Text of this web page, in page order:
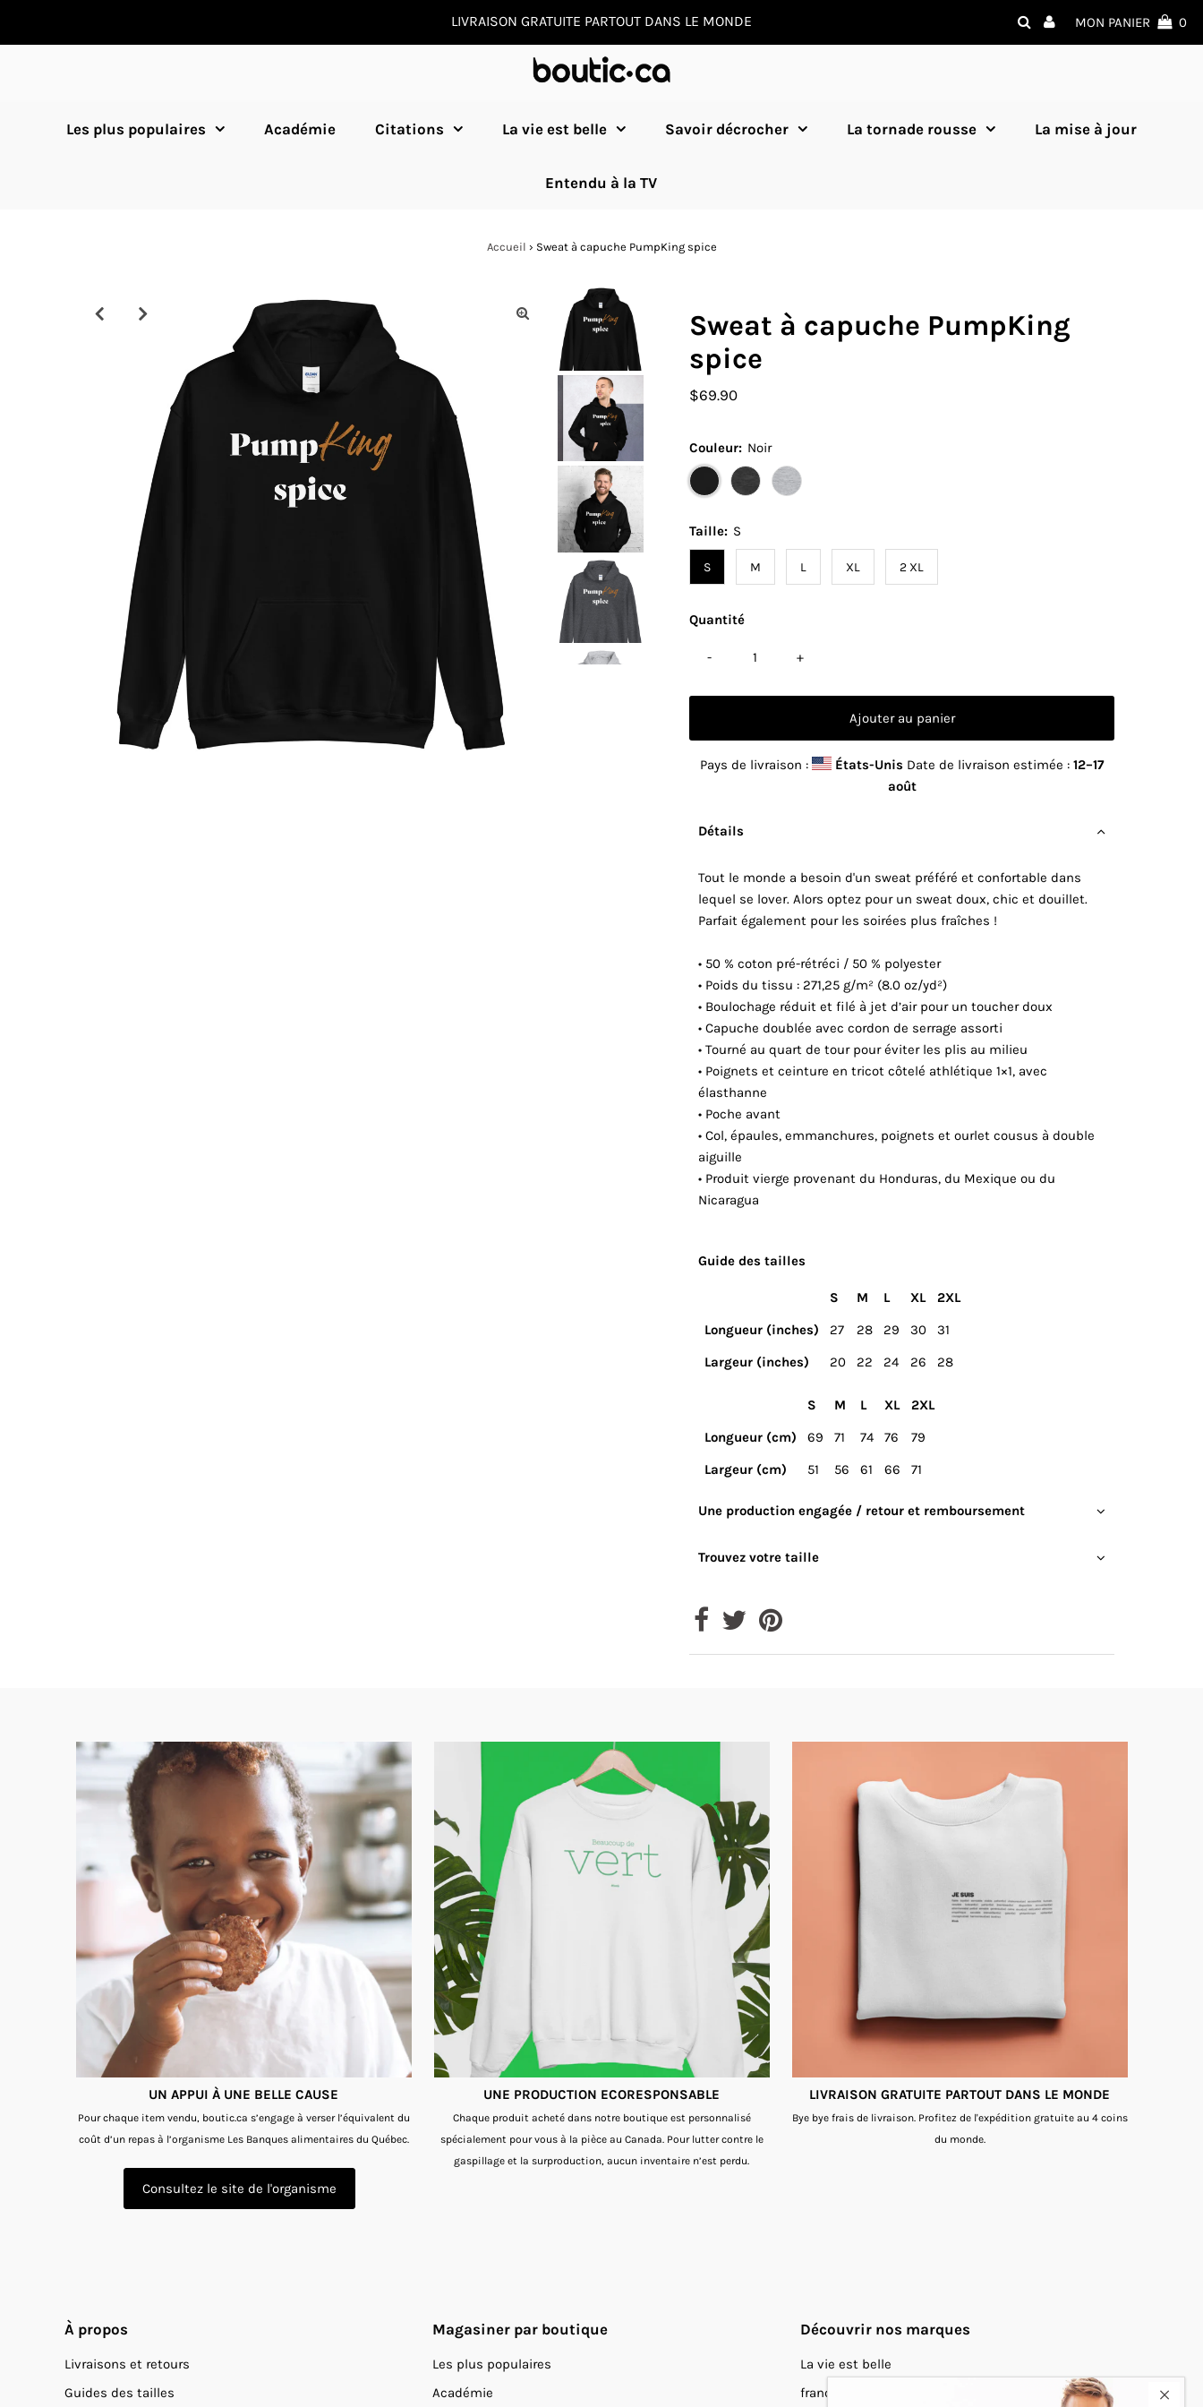
LIVRAISON GRATUITE PARTOUT DANS LE MONDE MON PANIER 0
Les plus populaires Académie Citations La vie est belle Savoir décrocher La tornade rousse La mise à jour
Entendu à la TV
Accueil › Sweat à capuche PumpKing spice
Sweat à capuche PumpKing
spice
Prix
$69.90
Couleur: Noir
Taille: S
S M L XL 2 XL
Quantité
- +
Pays de livraison : États-Unis Date de livraison estimée :12⁠–17
août
Détails
Tout le monde a besoin d'un sweat préféré et confortable dans
lequel se lover. Alors optez pour un sweat doux, chic et douillet.
Parfait également pour les soirées plus fraîches !
• 50 % coton pré-rétréci / 50 % polyester
• Poids du tissu : 271,25 g/m² (8.0 oz/yd²)
• Boulochage réduit et filé à jet d’air pour un toucher doux
• Capuche doublée avec cordon de serrage assorti
• Tourné au quart de tour pour éviter les plis au milieu
• Poignets et ceinture en tricot côtelé athlétique 1×1, avec
élasthanne
• Poche avant
• Col, épaules, emmanchures, poignets et ourlet cousus à double
aiguille
• Produit vierge provenant du Honduras, du Mexique ou du
Nicaragua
Guide des tailles
S M L XL
2XL
Longueur (inches)
27 28 29 30
31
Largeur (inches)
20 22 24 26 28
S M L XL
2XL
Longueur (cm)
69 71 74 76
79
Largeur (cm)
51 56 61 66 71
Une production engagée / retour et remboursement
Trouvez votre taille
UN APPUI À UNE BELLE CAUSE
Pour chaque item vendu, boutic.ca s’engage à verser l’équivalent du
coût d’un repas à l’organisme Les Banques alimentaires du Québec.
Consultez le site de l'organisme
UNE PRODUCTION ECORESPONSABLE
Chaque produit acheté dans notre boutique est personnalisé
spécialement pour vous à la pièce au Canada. Pour lutter contre le
gaspillage et la surproduction, aucun inventaire n’est perdu.
LIVRAISON GRATUITE PARTOUT DANS LE MONDE
Bye bye frais de livraison. Profitez de l'expédition gratuite au 4 coins
du monde.
À propos
Livraisons et retours
Guides des tailles
Magasiner par boutique
Les plus populaires
Académie
Découvrir nos marques
La vie est belle
francoischarron.com